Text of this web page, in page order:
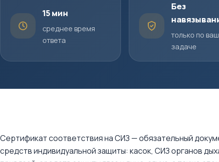
15 мин
среднее время
ответа
Без
только по
задаче
Сертификат соответствия на СИЗ — обязательный
средств индивидуальной защиты: касок, СИЗ органов